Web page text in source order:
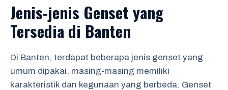
Jenis-jenis Genset yang
Tersedia di Banten
Di Banten, terdapat beberapa jenis genset yang
umum dipakai, masing-masing memiliki
karakteristik dan kegunaan yang berbeda. Genset